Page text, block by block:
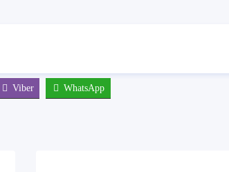
Viber WhatsApp